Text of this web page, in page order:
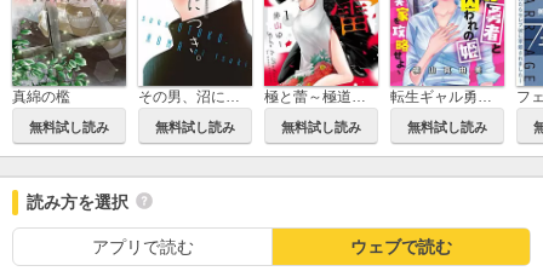
真綿の檻
無料試し読み
その男、沼につき。
無料試し読み
極と蕾～極道と恋を知らない人妻と～
無料試し読み
転生ギャル勇者と囚われの姫～モラハラ義実家を攻略せよ～【マイクロ】
無料試し読み
読み方を選択
アプリで読む ウェブで読む